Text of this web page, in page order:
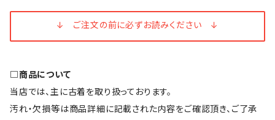
↓ ご注文の前に必ずお読みください ↓
□商品について
当店では、主に古着を取り扱っております。
汚れ・欠損等は商品詳細に記載された内容をご確認頂き、ご了承